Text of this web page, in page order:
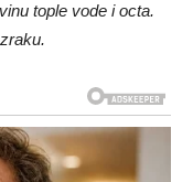
tople vode i octa.